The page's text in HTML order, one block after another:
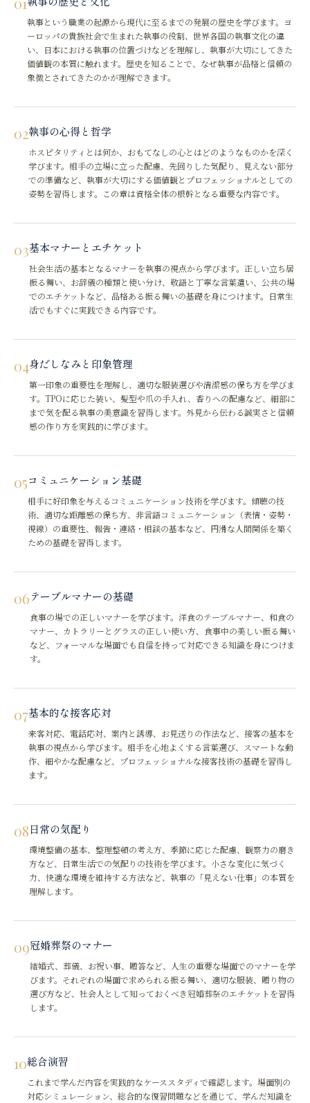
執事という職業の起源から現代に至るまでの発展の歴史を学びます。ヨ
ーロッパの貴族社会で生まれた執事の役割、世界各国の執事文化の違
い、日本における執事の位置づけなどを理解し、執事が大切にしてきた
価値観の本質に触れます。歴史を知ることで、なぜ執事が品格と信頼の
象徴とされてきたのかが理解できます。
02執事の心得と哲学
ホスピタリティとは何か、おもてなしの心とはどのようなものかを深く
学びます。相手の立場に立った配慮、先回りした気配り、見えない部分
での準備など、執事が大切にする価値観とプロフェッショナルとしての
姿勢を習得します。この章は資格全体の根幹となる重要な内容です。
03基本マナーとエチケット
社会生活の基本となるマナーを執事の視点から学びます。正しい立ち居
振る舞い、お辞儀の種類と使い分け、敬語と丁寧な言葉遣い、公共の場
でのエチケットなど、品格ある振る舞いの基礎を身につけます。日常生
活でもすぐに実践できる内容です。
04身だしなみと印象管理
第一印象の重要性を理解し、適切な服装選びや清潔感の保ち方を学びま
す。TPOに応じた装い、髪型や爪の手入れ、香りへの配慮など、細部に
まで気を配る執事の美意識を習得します。外見から伝わる誠実さと信頼
感の作り方を実践的に学びます。
05コミュニケーション基礎
相手に好印象を与えるコミュニケーション技術を学びます。傾聴の技
術、適切な距離感の保ち方、非言語コミュニケーション（表情・姿勢・
視線）の重要性、報告・連絡・相談の基本など、円滑な人間関係を築く
ための基礎を習得します。
06テーブルマナーの基礎
食事の場での正しいマナーを学びます。洋食のテーブルマナー、和食の
マナー、カトラリーとグラスの正しい使い方、食事中の美しい振る舞い
など、フォーマルな場面でも自信を持って対応できる知識を身につけま
す。
07基本的な接客応対
来客対応、電話応対、案内と誘導、お見送りの作法など、接客の基本を
執事の視点から学びます。相手を心地よくする言葉選び、スマートな動
作、細やかな配慮など、プロフェッショナルな接客技術の基礎を習得し
ます。
08日常の気配り
環境整備の基本、整理整頓の考え方、季節に応じた配慮、観察力の磨き
方など、日常生活での気配りの技術を学びます。小さな変化に気づく
力、快適な環境を維持する方法など、執事の「見えない仕事」の本質を
理解します。
09冠婚葬祭のマナー
結婚式、葬儀、お祝い事、贈答など、人生の重要な場面でのマナーを学
びます。それぞれの場面で求められる振る舞い、適切な服装、贈り物の
選び方など、社会人として知っておくべき冠婚葬祭のエチケットを習得
します。
10総合演習
これまで学んだ内容を実践的なケーススタディで確認します。場面別の
対応シミュレーション、総合的な復習問題などを通じて、学んだ知識を